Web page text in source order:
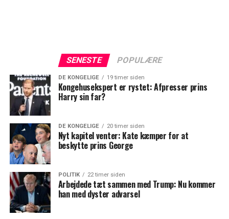
SENESTE POPULÆRE
DE KONGELIGE 19 timer siden
Kongehusekspert er rystet: Afpresser prins
Harry sin far?
DE KONGELIGE 20 timer siden
Nyt kapitel venter: Kate kæmper for at
beskytte prins George
POLITIK 22 timer siden
Arbejdede tæt sammen med Trump: Nu kommer
han med dyster advarsel